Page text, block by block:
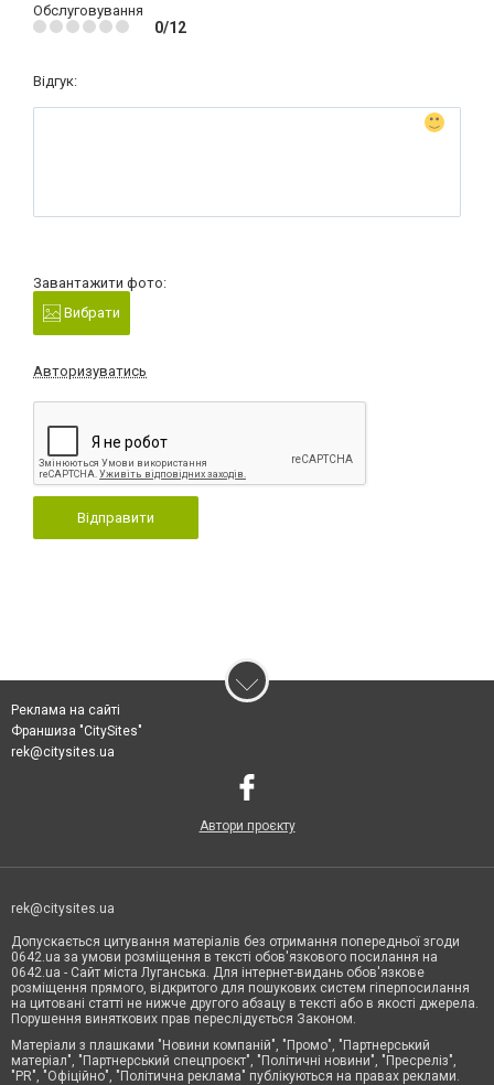
Обслуговування
0/12
Відгук:
Завантажити фото:
Вибрати
Авторизуватись
Відправити
Реклама на сайті
Франшиза "CitySites"
rek@citysites.ua
Автори проєкту
rek@citysites.ua
Допускається цитування матеріалів без отримання попередньої згоди
0642.ua за умови розміщення в тексті обов'язкового посилання на
0642.ua - Сайт міста Луганська. Для інтернет-видань обов'язкове
розміщення прямого, відкритого для пошукових систем гіперпосилання
на цитовані статті не нижче другого абзацу в тексті або в якості джерела.
Порушення виняткових прав переслідується Законом.
Матеріали з плашками "Новини компаній", "Промо", "Партнерський
матеріал", "Партнерський спецпроєкт", "Політичні новини", "Пресреліз",
"PR", "Офіційно", "Політична реклама" публікуються на правах реклами.